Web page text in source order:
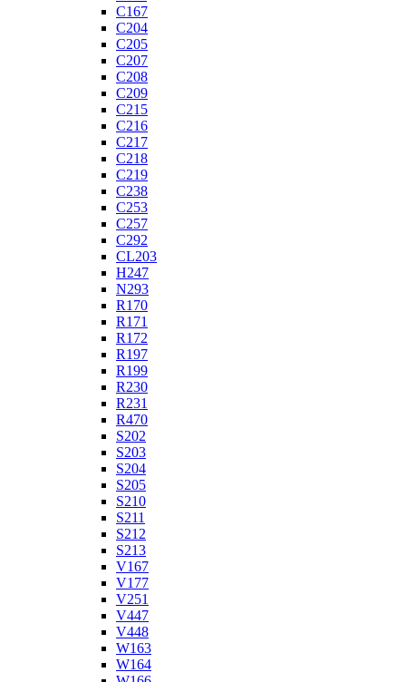
C167
C204
C205
C207
C208
C209
C215
C216
C217
C218
C219
C238
C253
C257
C292
CL203
H247
N293
R170
R171
R172
R197
R199
R230
R231
R470
S202
S203
S204
S205
S210
S211
S212
S213
V167
V177
V251
V447
V448
W163
W164